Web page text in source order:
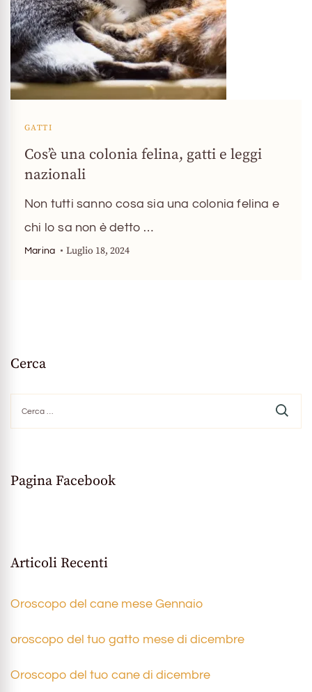
GATTI
Cos’è una colonia felina, gatti e leggi
nazionali
Non tutti sanno cosa sia una colonia felina e
chi lo sa non è detto …
Marina Luglio 18, 2024
Cerca
per:
Pagina Facebook
Articoli Recenti
Oroscopo del cane mese Gennaio
oroscopo del tuo gatto mese di dicembre
Oroscopo del tuo cane di dicembre